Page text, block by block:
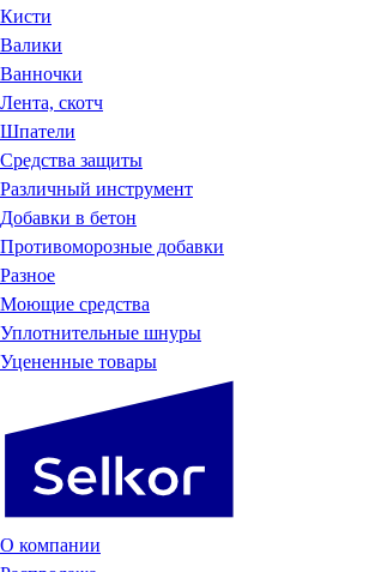
Кисти
Валики
Ванночки
Лента, скотч
Шпатели
Средства защиты
Различный инструмент
Добавки в бетон
Противоморозные добавки
Разное
Моющие средства
Уплотнительные шнуры
Уцененные товары
О компании